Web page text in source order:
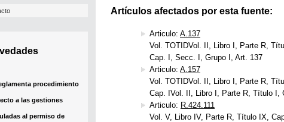
procedimiento
a las gestiones
al permiso de
Artículos afectados por esta fuente:
Articulo: A.137
Vol. TOTIDVol. II, Libro I, Parte R,
Cap. I, Secc. I, Grupo I, Art. 137
Articulo: A.157
Vol. TOTIDVol. II, Libro I, Parte R,
Cap. IVol. II, Libro I, Parte R, Título
Articulo: R.424.111
Vol. V, Libro IV, Parte R, Título IX,